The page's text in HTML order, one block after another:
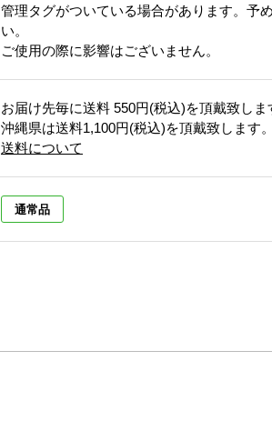
管理タグがついている場合があります。予
い。
ご使用の際に影響はございません。
お届け先毎に送料 550円(税込)を頂戴致しま
沖縄県は送料1,100円(税込)を頂戴致します。
送料について
通常品